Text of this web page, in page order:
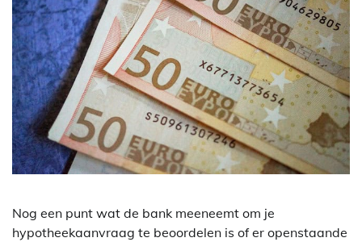
Nog een punt wat de bank meeneemt om je
hypotheekaanvraag te beoordelen is of er openstaande